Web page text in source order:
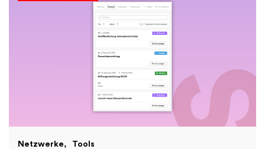
Netzwerke Tools